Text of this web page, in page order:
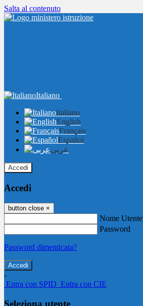
Salta al contenuto
Italiano
Italiano
English
Français
Español
عربى
Accedi
Accedi
button close ×
Nome Utente
Password
Password dimenticata?
-
Entra con SPID Entra con CIE
Seleziona utente